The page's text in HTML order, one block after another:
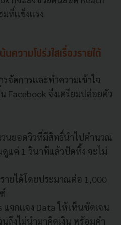
ที่แข็งแรง
ความโปร่งใสเรื่องรายได้
จัดการและทำความเข้าใจ
Facebook จึงเตรียมปล่อยตัว
วนยอดวิวที่มีสิทธิ์นำไปคำนวณ
แค่ 1 วินาทีแล้วปัดทิ้ง จะไม่
ายได้โดยประมาณต่อ 1,000
แจกแจง Data ให้เห็นชัดเจน
นถึงไม่นำมาคิดเงิน พร้อมคำ